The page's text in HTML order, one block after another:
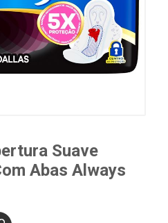
Suave
Abas Always